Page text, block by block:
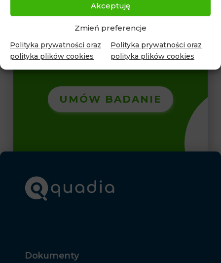
Akceptuję
Zmień preferencje
Polityka prywatności oraz
polityka plików cookies
Polityka prywatności oraz
polityka plików cookies
Skontaktuj się z nami, aby
umówić badanie
UMÓW BADANIE
Dokumenty